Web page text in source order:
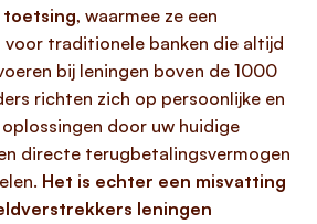
toetsing, waarmee ze een
traditionele banken die altijd
bij leningen boven de 1000
richten zich op persoonlijke en
door uw huidige
directe terugbetalingsvermogen
Het is echter een misvatting
leningen